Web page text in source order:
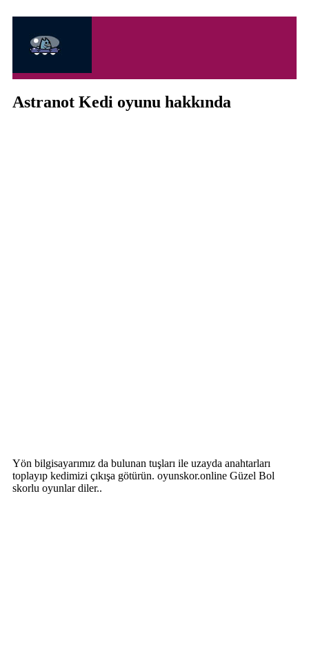
Astranot Kedi oyunu hakkında
Yön bilgisayarımız da bulunan tuşları ile uzayda anahtarları
toplayıp kedimizi çıkışa götürün. oyunskor.online Güzel Bol
skorlu oyunlar diler..